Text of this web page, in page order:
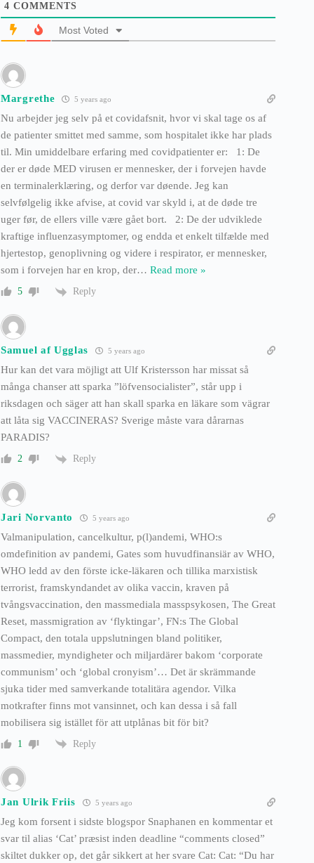
4 COMMENTS
Most Voted
Margrethe 5 years ago
Nu arbejder jeg selv på et covidafsnit, hvor vi skal tage os af
de patienter smittet med samme, som hospitalet ikke har plads
til. Min umiddelbare erfaring med covidpatienter er: 1: De
der er døde MED virusen er mennesker, der i forvejen havde
en terminalerklæring, og derfor var døende. Jeg kan
selvfølgelig ikke afvise, at covid var skyld i, at de døde tre
uger før, de ellers ville være gået bort. 2: De der udviklede
kraftige influenzasymptomer, og endda et enkelt tilfælde med
hjertestop, genoplivning og videre i respirator, er mennesker,
som i forvejen har en krop, der… Read more »
5 Reply
Samuel af Ugglas 5 years ago
Hur kan det vara möjligt att Ulf Kristersson har missat så
många chanser att sparka ”löfvensocialister”, står upp i
riksdagen och säger att han skall sparka en läkare som vägrar
att låta sig VACCINERAS? Sverige måste vara dårarnas
PARADIS?
2 Reply
Jari Norvanto 5 years ago
Valmanipulation, cancelkultur, p(l)andemi, WHO:s
omdefinition av pandemi, Gates som huvudfinansiär av WHO,
WHO ledd av den förste icke-läkaren och tillika marxistisk
terrorist, framskyndandet av olika vaccin, kraven på
tvångsvaccination, den massmediala masspsykosen, The Great
Reset, massmigration av ‘flyktingar’, FN:s The Global
Compact, den totala uppslutningen bland politiker,
massmedier, myndigheter och miljardärer bakom ‘corporate
communism’ och ‘global cronyism’… Det är skrämmande
sjuka tider med samverkande totalitära agendor. Vilka
motkrafter finns mot vansinnet, och kan dessa i så fall
mobilisera sig istället för att utplånas bit för bit?
1 Reply
Jan Ulrik Friis 5 years ago
Jeg kom forsent i sidste blogspor Snaphanen en kommentar et
svar til alias ‘Cat’ præsist inden deadline “comments closed”
skiltet dukker op, det går sikkert at her svare Cat: Cat: “Du har